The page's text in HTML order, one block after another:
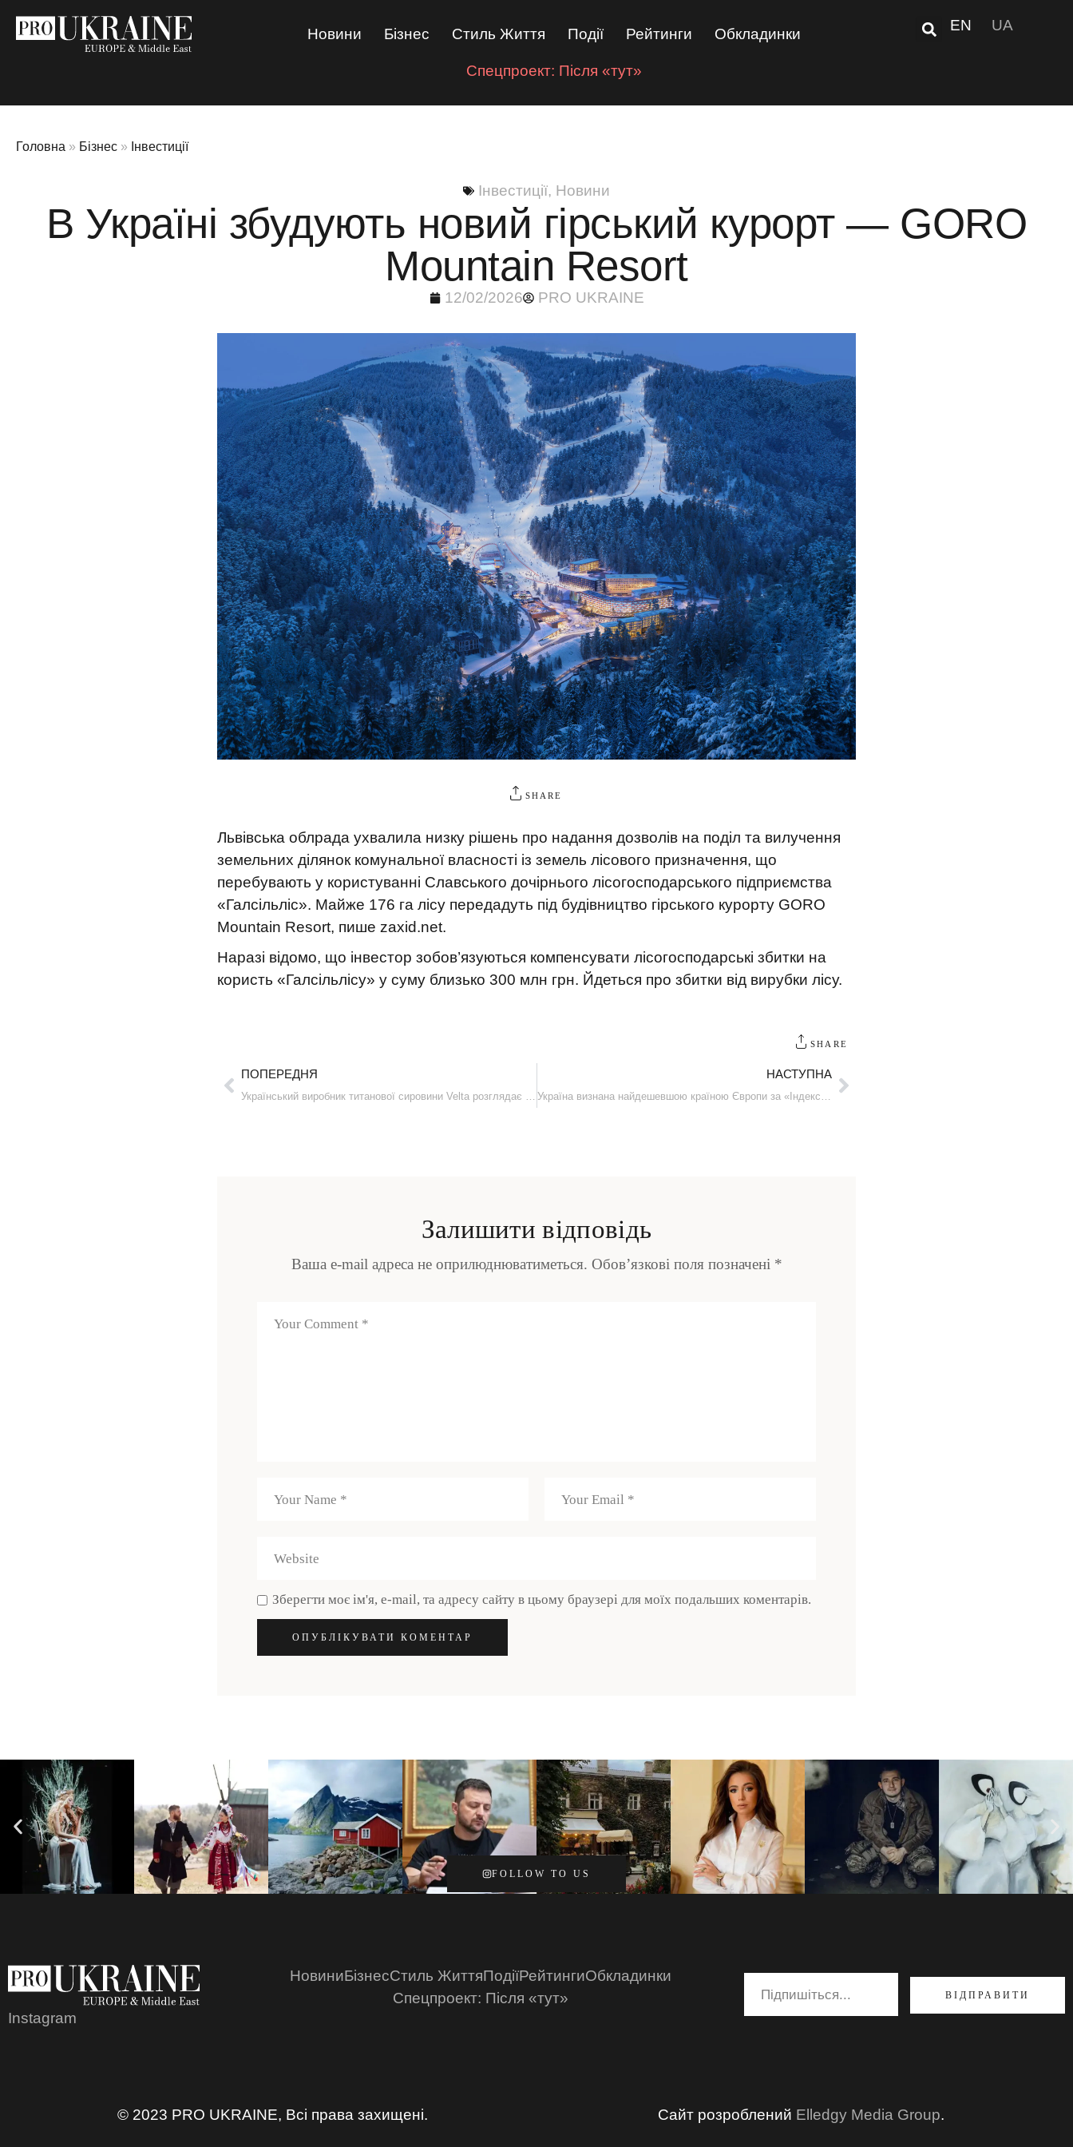
Новини Бізнес Стиль Життя Події Рейтинги Обкладинки
Спецпроект: Після «тут»
EN UA
Головна » Бізнес » Інвестиції
Інвестиції, Новини
В Україні збудують новий гірський курорт — GORO
Mountain Resort
12/02/2026 PRO UKRAINE
SHARE
Львівська облрада ухвалила низку рішень про надання дозволів на поділ та вилучення
земельних ділянок комунальної власності із земель лісового призначення, що
перебувають у користуванні Славського дочірнього лісогосподарського підприємства
«Галсільліс». Майже 176 га лісу передадуть під будівництво гірського курорту GORO
Mountain Resort, пише zaxid.net.
Наразі відомо, що інвестор зобов’язуються компенсувати лісогосподарські збитки на
користь «Галсільлісу» у суму близько 300 млн грн. Йдеться про збитки від вирубки лісу.
SHARE
ПОПЕРЕДНЯ
Український виробник титанової сировини Velta розглядає вихід на NASDAQ
НАСТУПНА
Україна визнана найдешевшою країною Європи за «Індексом вартості життя»
Залишити відповідь
Ваша e-mail адреса не оприлюднюватиметься. Обов’язкові поля позначені *
Зберегти моє ім'я, e-mail, та адресу сайту в цьому браузері для моїх подальших коментарів.
ОПУБЛІКУВАТИ КОМЕНТАР
FOLLOW TO US
Instagram
НовиниБізнесСтиль ЖиттяПодіїРейтингиОбкладинки
Спецпроект: Після «тут»
ВІДПРАВИТИ
© 2023 PRO UKRAINE, Всі права захищені. Сайт розроблений Elledgy Media Group.